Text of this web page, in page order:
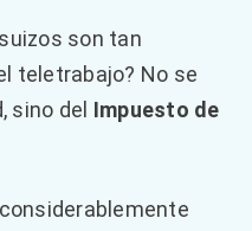
son tan
teletrabajo? No se
sino del Impuesto de